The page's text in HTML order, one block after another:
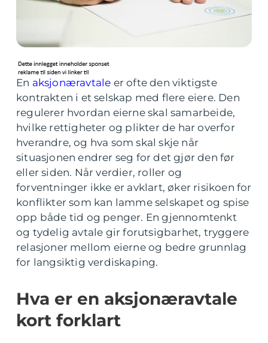
En aksjonæravtale er ofte den viktigste
kontrakten i et selskap med flere eiere. Den
regulerer hvordan eierne skal samarbeide,
hvilke rettigheter og plikter de har overfor
hverandre, og hva som skal skje når
situasjonen endrer seg for det gjør den før
eller siden. Når verdier, roller og
forventninger ikke er avklart, øker risikoen for
konflikter som kan lamme selskapet og spise
opp både tid og penger. En gjennomtenkt
og tydelig avtale gir forutsigbarhet, tryggere
relasjoner mellom eierne og bedre grunnlag
for langsiktig verdiskaping.
Hva er en aksjonæravtale
kort forklart